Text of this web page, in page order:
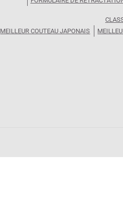
MEILLEUR COUTEAU JAPONAIS